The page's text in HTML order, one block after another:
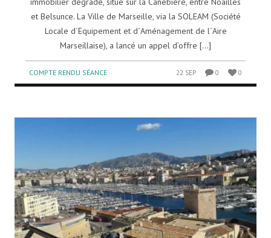
et Belsunce. La Ville de Marseille, via la SOLEAM (Société
Locale d´Equipement et d´Aménagement de l´Aire
Marseillaise), a lancé un appel d’offre [...]
COMPTE RENDU SÉANCE 22 SEP 0 0